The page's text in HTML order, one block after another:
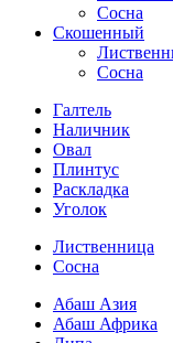
Сосна
Скошенный
Сосна
Галтель
Наличник
Овал
Плинтус
Раскладка
Уголок
Лиственница
Сосна
Абаш Азия
Абаш Африка